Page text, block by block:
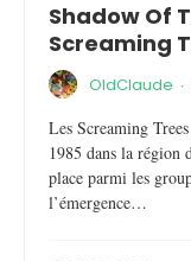
Shadow Of
Screaming
OldClaude ·
Les Screaming
1985 dans la région
place parmi les
l’émergence…